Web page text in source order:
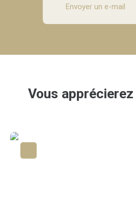
Envoyer un e-mail
Vous apprécierez